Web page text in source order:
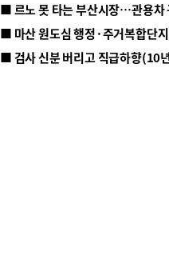
■ 르노 못 타는 부산시장…관용차
■ 마산 원도심 행정·주거복합단